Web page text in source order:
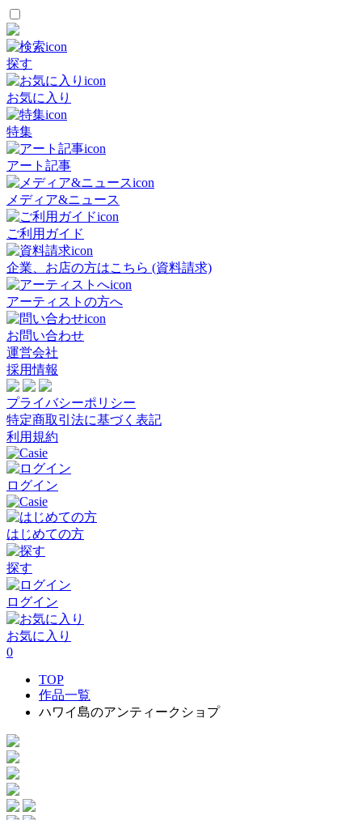
探す
お気に入り
特集
アート記事
メディア&ニュース
ご利用ガイド
企業、お店の方はこちら (資料請求)
アーティストの方へ
お問い合わせ
運営会社
採用情報
プライバシーポリシー
特定商取引法に基づく表記
利用規約
ログイン
はじめての方
探す
ログイン
お気に入り
0
TOP
作品一覧
ハワイ島のアンティークショプ